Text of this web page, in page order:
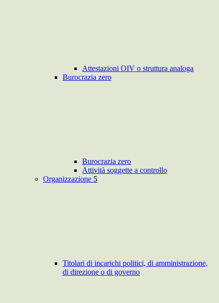
Attestazioni OIV o struttura analoga
Burocrazia zero
Burocrazia zero
Attività soggette a controllo
Organizzazione 5
Titolari di incarichi politici, di amministrazione,
di direzione o di governo